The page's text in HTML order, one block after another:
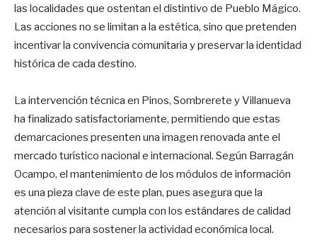
las localidades que ostentan el distintivo de Pueblo Mágico.
Las acciones no se limitan a la estética, sino que pretenden
incentivar la convivencia comunitaria y preservar la identidad
histórica de cada destino.
La intervención técnica en Pinos, Sombrerete y Villanueva
ha finalizado satisfactoriamente, permitiendo que estas
demarcaciones presenten una imagen renovada ante el
mercado turístico nacional e internacional. Según Barragán
Ocampo, el mantenimiento de los módulos de información
es una pieza clave de este plan, pues asegura que la
atención al visitante cumpla con los estándares de calidad
necesarios para sostener la actividad económica local.